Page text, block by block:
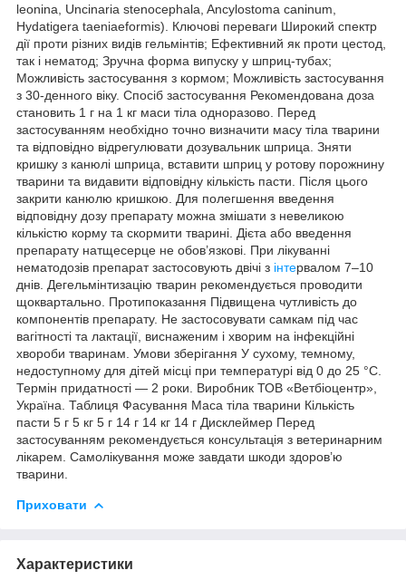
leonina, Uncinaria stenocephala, Ancylostoma caninum,
Hydatigera taeniaeformis). Ключові переваги Широкий спектр
дії проти різних видів гельмінтів; Ефективний як проти цестод,
так і нематод; Зручна форма випуску у шприц-тубах;
Можливість застосування з кормом; Можливість застосування
з 30-денного віку. Спосіб застосування Рекомендована доза
становить 1 г на 1 кг маси тіла одноразово. Перед
застосуванням необхідно точно визначити масу тіла тварини
та відповідно відрегулювати дозувальник шприца. Зняти
кришку з канюлі шприца, вставити шприц у ротову порожнину
тварини та видавити відповідну кількість пасти. Після цього
закрити канюлю кришкою. Для полегшення введення
відповідну дозу препарату можна змішати з невеликою
кількістю корму та скормити тварині. Дієта або введення
препарату натщесерце не обов’язкові. При лікуванні
нематодозів препарат застосовують двічі з інтервалом 7–10
днів. Дегельмінтизацію тварин рекомендується проводити
щоквартально. Протипоказання Підвищена чутливість до
компонентів препарату. Не застосовувати самкам під час
вагітності та лактації, виснаженим і хворим на інфекційні
хвороби тваринам. Умови зберігання У сухому, темному,
недоступному для дітей місці при температурі від 0 до 25 °С.
Термін придатності — 2 роки. Виробник ТОВ «Ветбіоцентр»,
Україна. Таблиця Фасування Маса тіла тварини Кількість
пасти 5 г 5 кг 5 г 14 г 14 кг 14 г Дисклеймер Перед
застосуванням рекомендується консультація з ветеринарним
лікарем. Самолікування може завдати шкоди здоров’ю
тварини.
Приховати
Характеристики